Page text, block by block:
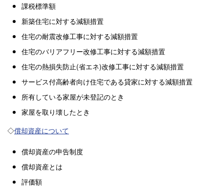
課税標準額
新築住宅に対する減額措置
住宅の耐震改修工事に対する減額措置
住宅のバリアフリー改修工事に対する減額措置
住宅の熱損失防止(省エネ)改修工事に対する減額措置
サービス付高齢者向け住宅である貸家に対する減額措置
所有している家屋が未登記のとき
家屋を取り壊したとき
◇償却資産について
償却資産の申告制度
償却資産とは
評価額